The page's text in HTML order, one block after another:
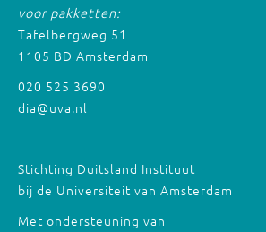
voor pakketten:
Tafelbergweg 51
1105 BD Amsterdam
020 525 3690
dia@uva.nl
Stichting Duitsland Instituut
bij de Universiteit van Amsterdam
Met ondersteuning van